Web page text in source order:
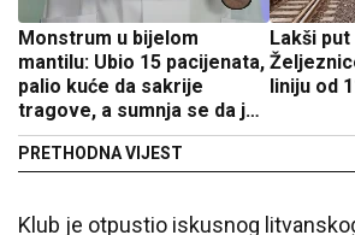
Monstrum u bijelom
mantilu: Ubio 15 pacijenata,
palio kuće da sakrije
tragove, a sumnja se da je
žrtava mnogo više!
PRETHODNA VIJEST
Lakši
liniju od
Klub je otpustio iskusnog